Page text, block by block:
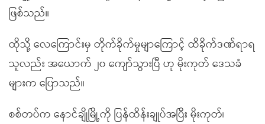
ဖြစ်သည်။
ထိုသို့ လေကြောင်းမှ တိုက်ခိုက်မှုမျာကြောင့် ထိခိုက်ဒဏ်ရာရ
သူလည်း အယောက် ၂၀ ကျော်သွားပြီ ဟု မိုးကုတ် ဒေသခံ
များက ပြောသည်။
စစ်တပ်က နောင်ချိုမြို့ကို ပြန်ထိန်းချုပ်အပြီး မိုးကုတ်၊